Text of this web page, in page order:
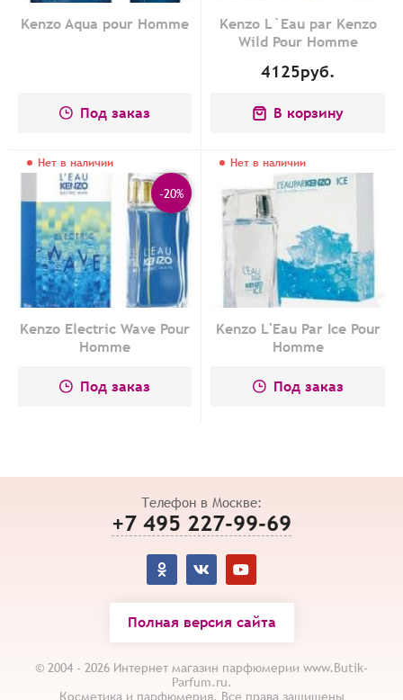
Kenzo Aqua pour Homme
Под заказ
Kenzo L`Eau par Kenzo
Wild Pour Homme
4125руб.
В корзину
Нет в наличии
-20%
Kenzo Electric Wave Pour
Homme
Под заказ
Нет в наличии
Kenzo L'Eau Par Ice Pour
Homme
Под заказ
Телефон в Москве:
+7 495 227-99-69
Полная версия сайта
© 2004 - 2026 Интернет магазин парфюмерии www.Butik-
Parfum.ru.
Косметика и парфюмерия. Все права защищены